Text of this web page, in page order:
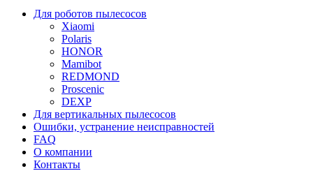
Для роботов пылесосов
Xiaomi
Polaris
HONOR
Mamibot
REDMOND
Proscenic
DEXP
Для вертикальных пылесосов
Ошибки, устранение неисправностей
FAQ
О компании
Контакты